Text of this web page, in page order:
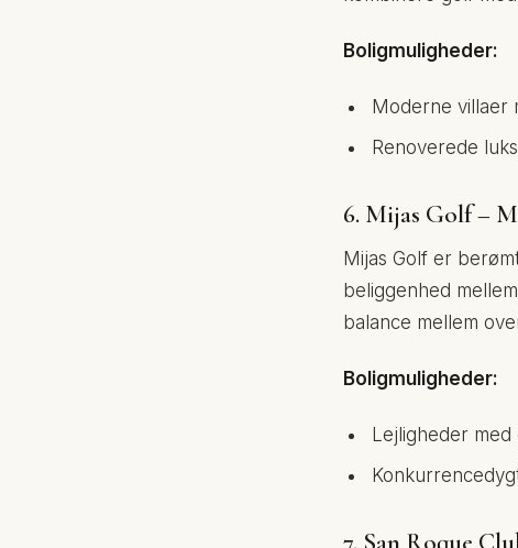
Boligmuligheder:
Moderne villaer
Renoverede
6. Mijas Golf –
Mijas Golf er
beliggenhed
balance mellem
Boligmuligheder:
Lejligheder